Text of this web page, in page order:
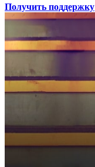
Получить поддержку